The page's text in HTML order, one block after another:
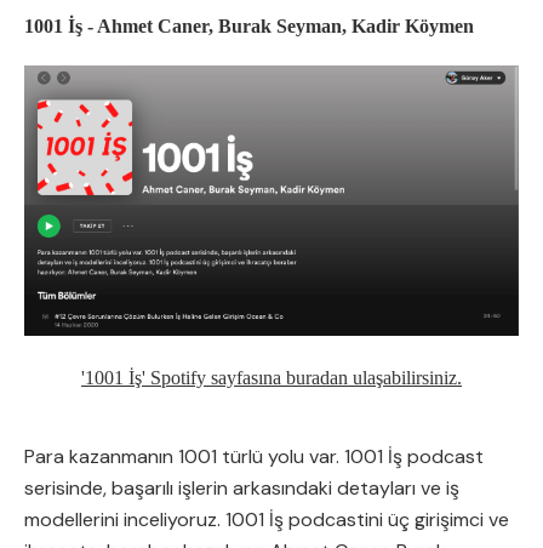
1001 İş - Ahmet Caner, Burak Seyman, Kadir Köymen
'1001 İş' Spotify sayfasına buradan ulaşabilirsiniz.
Para kazanmanın 1001 türlü yolu var. 1001 İş podcast
serisinde, başarılı işlerin arkasındaki detayları ve iş
modellerini inceliyoruz. 1001 İş podcastini üç girişimci ve